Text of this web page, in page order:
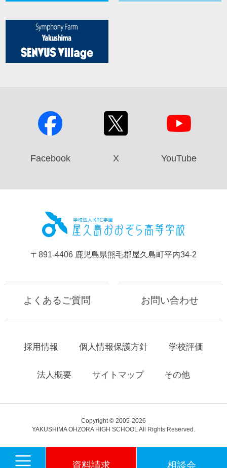
Facebook X YouTube
〒891-4406 鹿児島県熊毛郡屋久島町平内34-2
よくあるご質問 お問い合わせ
採用情報 個人情報保護方針 学校評価
法人概要 サイトマップ その他
Copyright © 2005-2026
YAKUSHIMA OHZORA HIGH SCHOOL All Rights Reserved.
屋久島おおぞら高等
資料請求 相談会